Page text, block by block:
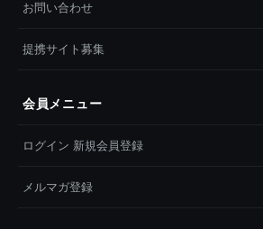
お問い合わせ
提携サイト募集
会員メニュー
ログイン 新規会員登録
メルマガ登録